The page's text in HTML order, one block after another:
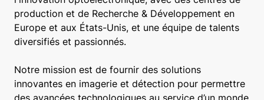
production et de Recherche & Développement en
Europe et aux États-Unis, et une équipe de talents
diversifiés et passionnés.
Notre mission est de fournir des solutions
innovantes en imagerie et détection pour permettre